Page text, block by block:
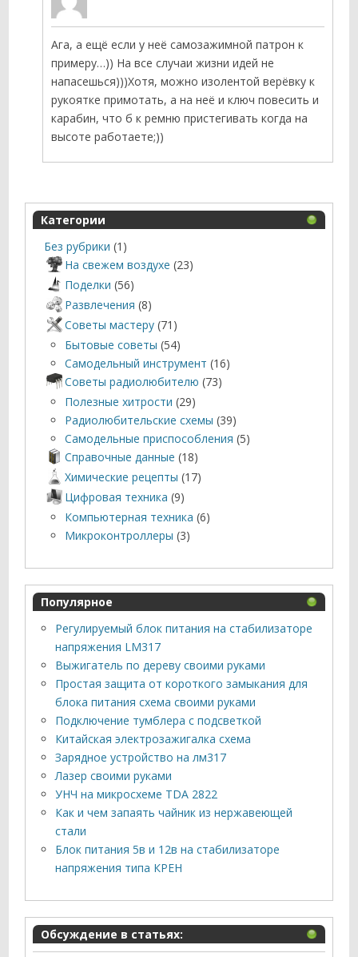
Ага, а ещё если у неё самозажимной патрон к
примеру…)) На все случаи жизни идей не
напасешься)))Хотя, можно изолентой верёвку к
рукоятке примотать, а на неё и ключ повесить и
карабин, что б к ремню пристегивать когда на
высоте работаете;))
Категории
Без рубрики (1)
На свежем воздухе (23)
Поделки (56)
Развлечения (8)
Советы мастеру (71)
Бытовые советы (54)
Самодельный инструмент (16)
Советы радиолюбителю (73)
Полезные хитрости (29)
Радиолюбительские схемы (39)
Самодельные приспособления (5)
Справочные данные (18)
Химические рецепты (17)
Цифровая техника (9)
Компьютерная техника (6)
Микроконтроллеры (3)
Популярное
Регулируемый блок питания на стабилизаторе
напряжения LM317
Выжигатель по дереву своими руками
Простая защита от короткого замыкания для
блока питания схема своими руками
Подключение тумблера с подсветкой
Китайская электрозажигалка схема
Зарядное устройство на лм317
Лазер своими руками
УНЧ на микросхеме TDA 2822
Как и чем запаять чайник из нержавеющей
стали
Блок питания 5в и 12в на стабилизаторе
напряжения типа КРЕН
Обсуждение в статьях: